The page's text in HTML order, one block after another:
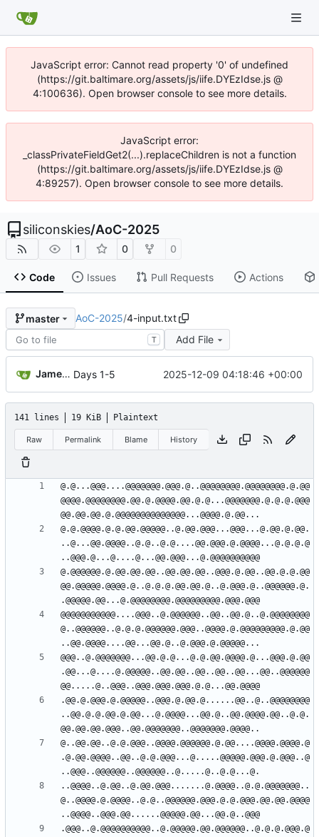
JavaScript error: Cannot read property '0' of undefined
(https://git.baltimare.org/assets/js/iife.DYEzIdse.js @
4:100636). Open browser console to see more details.
JavaScript error:
_classPrivateFieldGet2(...).replaceChildren is not a function
(https://git.baltimare.org/assets/js/iife.DYEzIdse.js @
4:89257). Open browser console to see more details.
siliconskies/AoC-2025
1 0 0
Code Issues Pull Requests Actions
master AoC-2025/4-input.txt
T Add File
James Hogge Days 1-5 2025-12-09 04:18:46 +00:00
141 lines 19 KiB Plaintext
Raw Permalink Blame History
@.@...@@@....@@@@@@@.@@@.@..@@@@@@@@.@@@@@@@@.@.@@
@@@@.@@@@@@@@.@@.@.@@@@.@@.@.@...@@@@@@@.@.@.@.@@@
@.@.@@@@.@.@.@@.@@@@@..@.@@.@@@...@@@...@.@@.@.@@.
..@...@@.@@@@..@.@..@.@....@@.@@@.@.@@@@...@.@.@.@
@.@@@@@@.@.@@.@@.@@..@@.@@.@@..@@@.@.@@..@@.@.@.@@
@@.@@@@@.@@@@.@..@.@.@.@@.@@.@..@.@@@.@..@@@@@@.@.
@@@@@@@@@@@....@@@..@.@@@@@@..@@..@@.@..@.@@@@@@@@
@..@@@@@@..@.@.@.@@@@@@.@@@..@@@@.@.@@@@@@@@@.@.@@
@@@..@.@@@@@@@...@@.@.@...@.@.@@.@@@@.@...@@@.@.@@
.@@...@....@.@@@@@..@@.@@..@@..@@..@@...@@..@@@@@@
.@@.@.@@@.@.@@@@@..@@@.@.@@.@......@@..@..@@@@@@@@
..@@.@.@.@@.@.@@...@.@@@@...@@.@..@@.@@@@.@@..@.@.
@..@@.@@..@.@.@@@..@@@@.@@@@@@.@.@@....@@@@.@@@@.@
.@.@@.@@@@..@@..@.@.@@@...@.....@@@@@.@@@.@.@@@..@
..@@@@..@.@@..@.@@.@@@.......@.@@@@..@.@.@@@@@@@..
@..@@@@.@.@@@@..@.@..@@@@@@.@@@.@.@.@@@.@@.@@.@@@@
.@@@..@.@@@@@@@@@@..@.@@@@@.@@.@@@@@@..@.@.@.@@@.@